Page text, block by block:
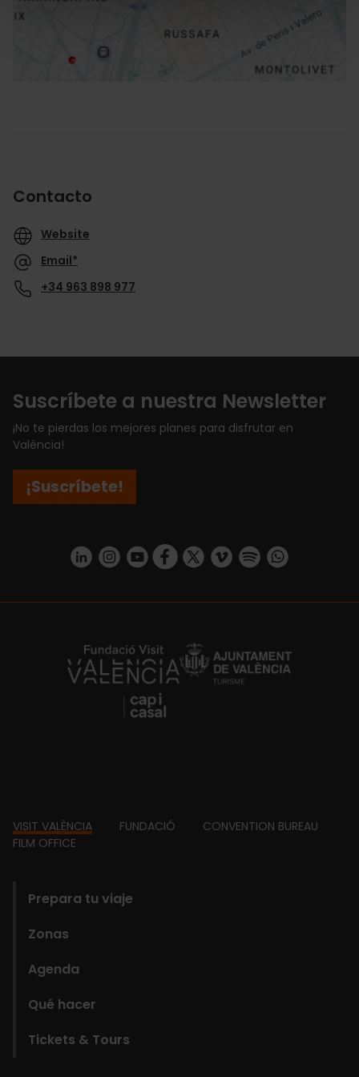
Cómo llegar
Contacto
Website
Email*
+34 963 898 977
Suscríbete a nuestra Newsletter
¡No te pierdas los mejores planes para disfrutar en
València!
¡Suscríbete!
https://www.linkedin.com/company/turismo-valencia/mycompany/
https://www.instagram.com/visit_valencia/
https://www.youtube.com/user/
https://www.facebook.com/
https://twitter.com/
https://vimeo.com/
https://https://api.whatsapp.com/
https://fundacion.visitvalencia.com/
Footer
VISIT VALÈNCIA FUNDACIÓ
CONVENTION BUREAU
FILM OFFICE
Prepara tu viaje
Zonas
Agenda
Qué hacer
Tickets & Tours